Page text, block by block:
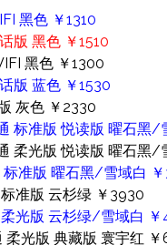
黑色 ￥1310
版 黑色 ￥1510
黑色 ￥1300
版 蓝色 ￥1530
灰色 ￥2330
标准版 悦读版 曜石黑/
柔光版 悦读版 曜石黑/
标准版 曜石黑/雪域白
准版 云杉绿 ￥3930
柔光版 云杉绿/雪域白
柔光版 典藏版 寰宇红